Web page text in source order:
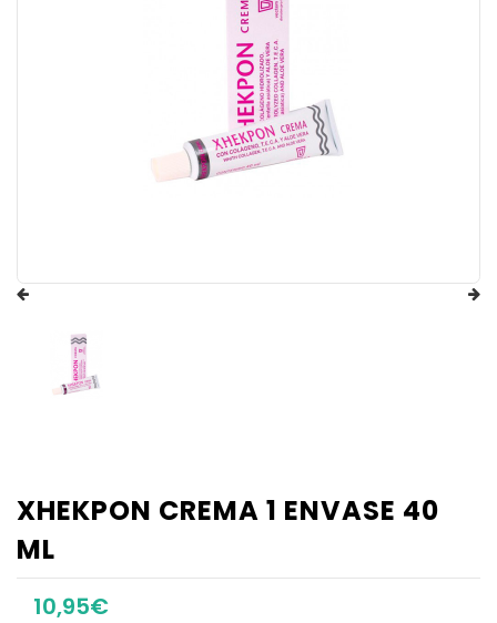
XHEKPON CREMA 1 ENVASE 40
ML
10,95€